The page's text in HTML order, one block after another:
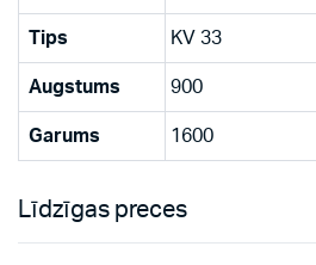
Tips KV 33
Augstums 900
Garums 1600
Līdzīgas preces